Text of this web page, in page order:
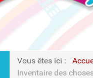
Vous êtes ici :
Inventaire des